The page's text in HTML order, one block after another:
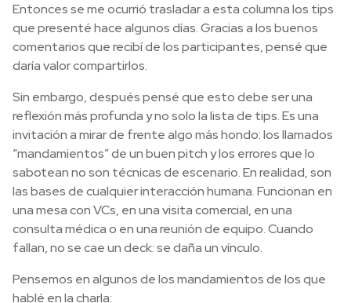
Entonces se me ocurrió trasladar a esta columna los tips
que presenté hace algunos días. Gracias a los buenos
comentarios que recibí de los participantes, pensé que
daría valor compartirlos.
Sin embargo, después pensé que esto debe ser una
reflexión más profunda y no solo la lista de tips. Es una
invitación a mirar de frente algo más hondo: los llamados
“mandamientos” de un buen pitch y los errores que lo
sabotean no son técnicas de escenario. En realidad, son
las bases de cualquier interacción humana. Funcionan en
una mesa con VCs, en una visita comercial, en una
consulta médica o en una reunión de equipo. Cuando
fallan, no se cae un deck: se daña un vínculo.
Pensemos en algunos de los mandamientos de los que
hablé en la charla: